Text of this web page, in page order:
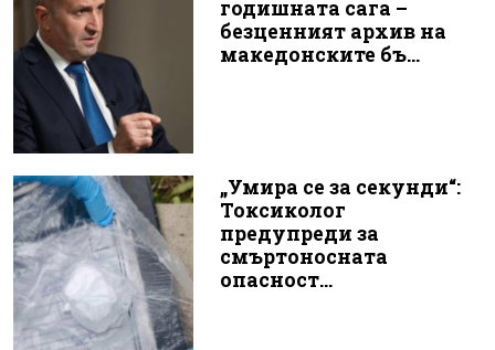
годишната сага –
безценният архив на
македонските бъ...
„Умира се за секунди“:
Токсиколог
предупреди за
смъртоносната
опасност...